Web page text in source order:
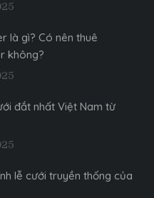
là gì? Có nên thuê
không?
đắt nhất Việt Nam từ
lễ cưới truyền thống của